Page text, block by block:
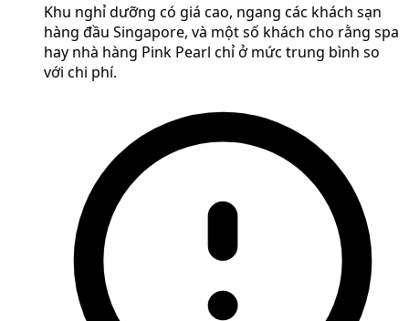
Khu nghỉ dưỡng có giá cao, ngang các khách sạn
hàng đầu Singapore, và một số khách cho rằng spa
hay nhà hàng Pink Pearl chỉ ở mức trung bình so
với chi phí.